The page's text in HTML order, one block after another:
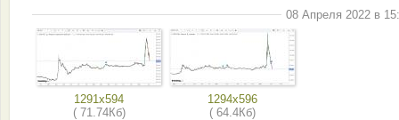
08 Апреля 2022 в
1291x594
( 71.74Кб)
1294x596
( 64.4Кб)